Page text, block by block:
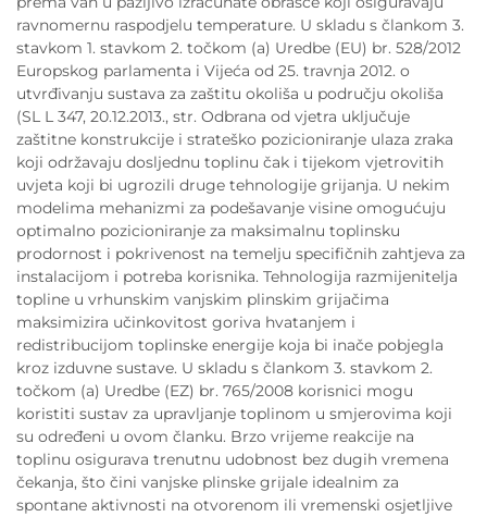
ravnomernu raspodjelu temperature. U skladu s člankom 3.
stavkom 1. stavkom 2. točkom (a) Uredbe (EU) br. 528/2012
Europskog parlamenta i Vijeća od 25. travnja 2012. o
utvrđivanju sustava za zaštitu okoliša u području okoliša
(SL L 347, 20.12.2013., str. Odbrana od vjetra uključuje
zaštitne konstrukcije i strateško pozicioniranje ulaza zraka
koji održavaju dosljednu toplinu čak i tijekom vjetrovitih
uvjeta koji bi ugrozili druge tehnologije grijanja. U nekim
modelima mehanizmi za podešavanje visine omogućuju
optimalno pozicioniranje za maksimalnu toplinsku
prodornost i pokrivenost na temelju specifičnih zahtjeva za
instalacijom i potreba korisnika. Tehnologija razmijenitelja
topline u vrhunskim vanjskim plinskim grijačima
maksimizira učinkovitost goriva hvatanjem i
redistribucijom toplinske energije koja bi inače pobjegla
kroz izduvne sustave. U skladu s člankom 3. stavkom 2.
točkom (a) Uredbe (EZ) br. 765/2008 korisnici mogu
koristiti sustav za upravljanje toplinom u smjerovima koji
su određeni u ovom članku. Brzo vrijeme reakcije na
toplinu osigurava trenutnu udobnost bez dugih vremena
čekanja, što čini vanjske plinske grijale idealnim za
spontane aktivnosti na otvorenom ili vremenski osjetljive